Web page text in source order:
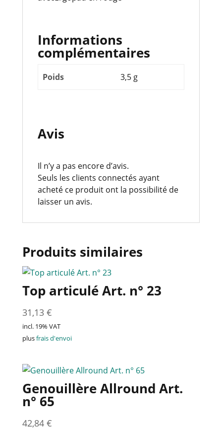
Informations
complémentaires
Poids 3,5 g
Avis
Il n’y a pas encore d’avis.
Seuls les clients connectés ayant
acheté ce produit ont la possibilité de
laisser un avis.
Produits similaires
Top articulé Art. n° 23
31,13 €
incl. 19% VAT
plusfrais d'envoi
Genouillère Allround Art.
n° 65
42,84 €